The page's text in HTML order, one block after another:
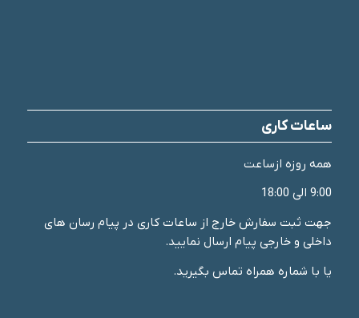
ساعات کاری
همه روزه ازساعت
9:00 الی 18:00
جهت ثبت سفارش خارج از ساعات کاری در پیام رسان های
داخلی و خارجی پیام ارسال نمایید.
یا با شماره همراه تماس بگیرید.